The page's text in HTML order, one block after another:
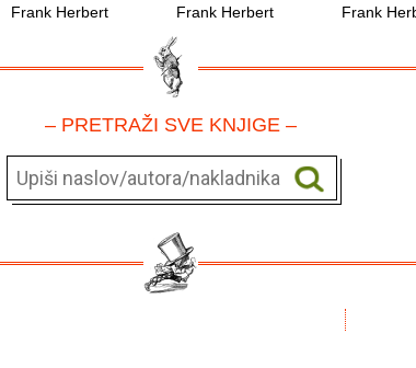
Frank Herbert Frank Herbert Frank
– PRETRAŽI SVE KNJIGE –